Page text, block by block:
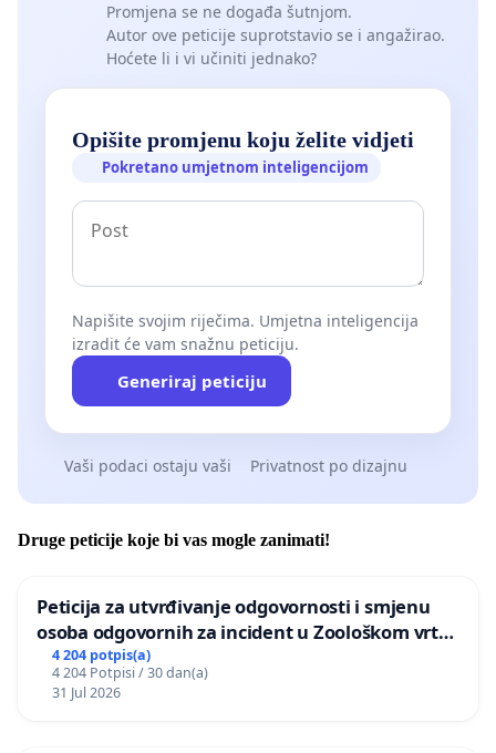
Promjena se ne događa šutnjom.
Autor ove peticije suprotstavio se i angažirao.
Hoćete li i vi učiniti jednako?
Opišite promjenu koju želite vidjeti
Pokretano umjetnom inteligencijom
Napišite svojim riječima. Umjetna inteligencija
izradit će vam snažnu peticiju.
Generiraj peticiju
Vaši podaci ostaju vaši Privatnost po dizajnu
Druge peticije koje bi vas mogle zanimati!
Peticija za utvrđivanje odgovornosti i smjenu
osoba odgovornih za incident u Zoološkom vrtu
Grada Zagreba
4 204 potpis(a)
4 204 Potpisi / 30 dan(a)
31 Jul 2026